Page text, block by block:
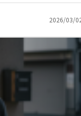
2026/03/